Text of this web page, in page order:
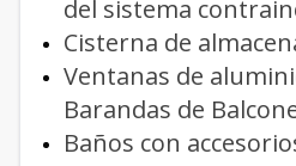
del sistema
Cisterna de
Ventanas de
Barandas de
Baños con